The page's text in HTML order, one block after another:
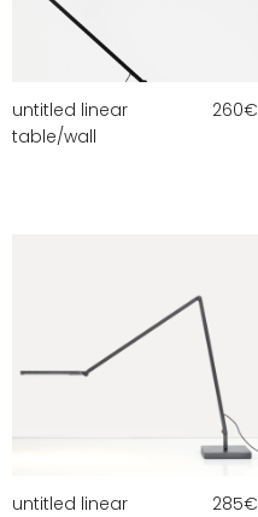
untitled linear
table/wall
260€
untitled linear
285€